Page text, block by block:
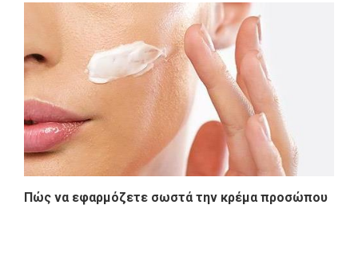
Πώς να εφαρμόζετε σωστά την κρέμα προσώπου